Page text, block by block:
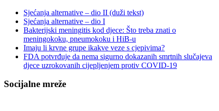
Sjećanja alternative – dio II (duži tekst)
Sjećanja alternative – dio I
Bakterijski meningitis kod djece: Što treba znati o
meningokoku, pneumokoku i HiB-u
Imaju li krvne grupe ikakve veze s cjepivima?
FDA potvrđuje da nema sigurno dokazanih smrtnih slučajeva
djece uzrokovanih cijepljenjem protiv COVID-19
Socijalne mreže